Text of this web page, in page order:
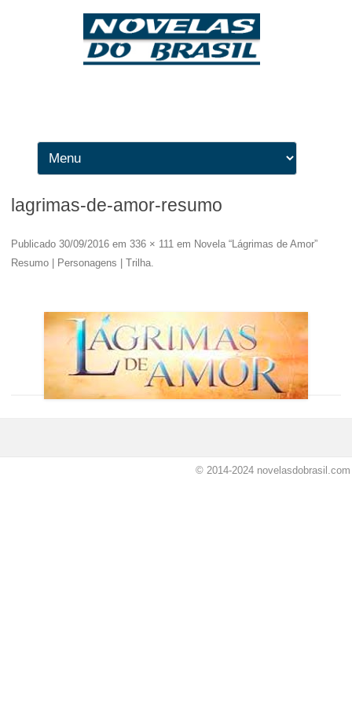
lagrimas-de-amor-resumo
Publicado 30/09/2016 em 336 × 111 em Novela “Lágrimas de Amor”
Resumo | Personagens | Trilha.
© 2014-2024 novelasdobrasil.com